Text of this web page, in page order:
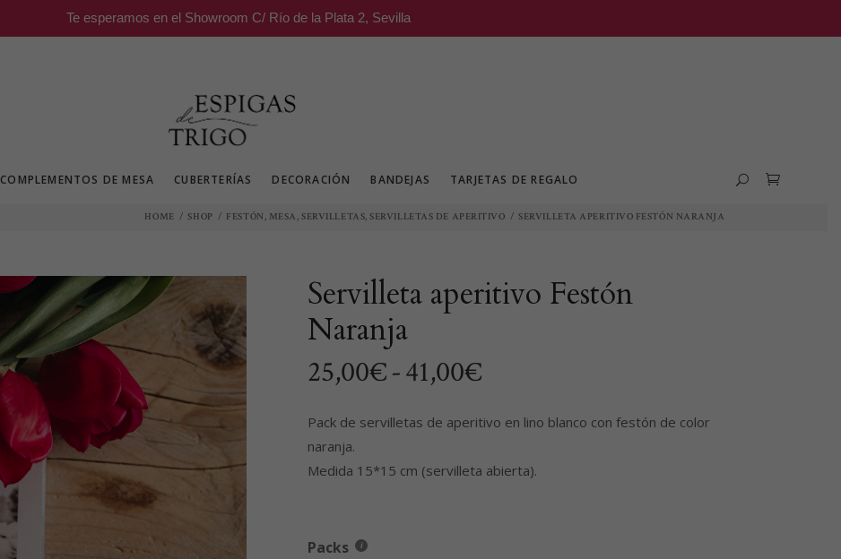
Te esperamos en el Showroom C/ Río de la Plata 2, Sevilla
COMPLEMENTOS DE MESA CUBERTERÍAS DECORACIÓN BANDEJAS TARJETAS DE REGALO
HOME /SHOP / FESTÓN , MESA ,SERVILLETAS,SERVILLETAS DE APERITIVO /SERVILLETA APERITIVO FESTÓN NARANJA
Servilleta aperitivo Festón
Naranja
25,00€-41,00€Rango
precios:
desde
25,00€
Pack de servilletas de aperitivo en lino blanco con festón de color
naranja.
Medida 15*15 cm (servilleta abierta).
Packs